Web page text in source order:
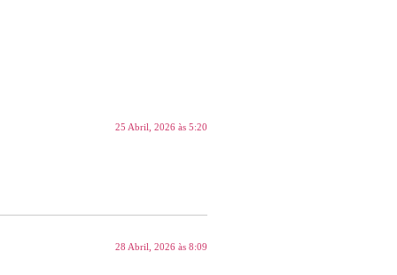
25 Abril, 2026 às 5:20
28 Abril, 2026 às 8:09